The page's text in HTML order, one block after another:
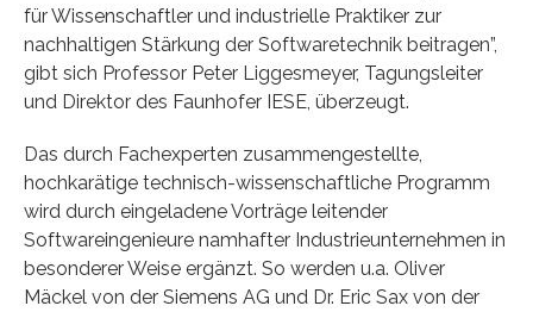
für Wissenschaftler und industrielle Praktiker zur
nachhaltigen Stärkung der Softwaretechnik beitragen”,
gibt sich Professor Peter Liggesmeyer, Tagungsleiter
und Direktor des Faunhofer IESE, überzeugt.
Das durch Fachexperten zusammengestellte,
hochkarätige technisch-wissenschaftliche Programm
wird durch eingeladene Vorträge leitender
Softwareingenieure namhafter Industrieunternehmen in
besonderer Weise ergänzt. So werden u.a. Oliver
Mäckel von der Siemens AG und Dr. Eric Sax von der